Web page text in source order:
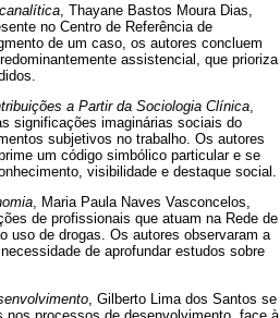
, Thayane Bastos Moura Dias,
no Centro de Referência de
de um caso, os autores concluem
assistencial, que prioriza
a Partir da Sociologia Clínica,
significações imaginárias sociais do
subjetivos no trabalho. Os autores
um código simbólico particular e se
visibilidade e destaque social.
, Maria Paula Naves Vasconcelos,
de profissionais que atuam na Rede de
uso de drogas. Os autores observaram a
de aprofundar estudos sobre
, Gilberto Lima dos Santos se